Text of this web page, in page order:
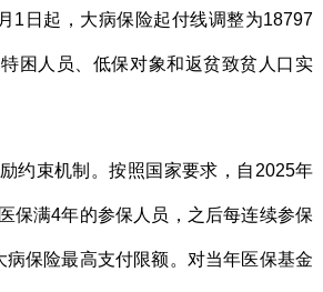
1日起，大病保险起付线调整为18797
困人员、低保对象和返贫致贫人口实
束机制。按照国家要求，自2025年
保满4年的参保人员，之后每连续参保
病保险最高支付限额。对当年医保基金